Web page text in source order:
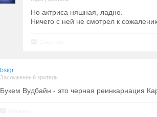
Но актриса няшная, ладно.
Ничего с ней не смотрел к
bsigr
Заслуженный зритель
Букем Вудбайн - это черная реинкарнация